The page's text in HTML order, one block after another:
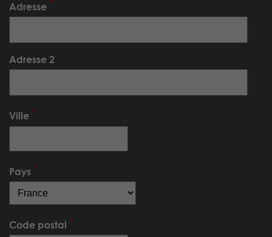
Adresse
Adresse 2
Ville
Pays
Code postal